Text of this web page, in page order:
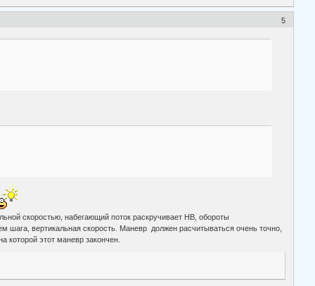
5
скоростью, набегающий поток раскручивает НВ, обороты
шага, вертикальная скорость. Маневр должен расчитываться очень точно,
которой этот маневр закончен.